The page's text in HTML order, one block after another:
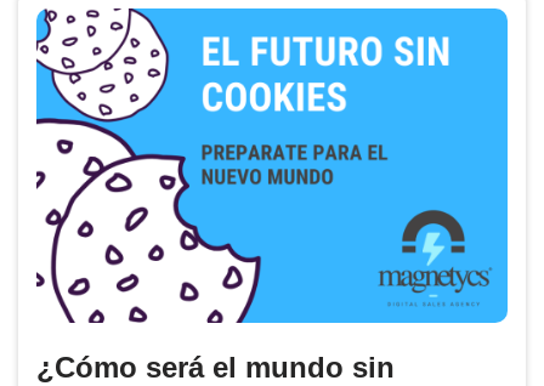
¿Cómo será el mundo sin